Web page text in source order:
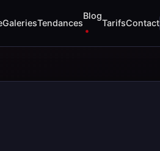
GaleriesTendances
Blog
TarifsContact